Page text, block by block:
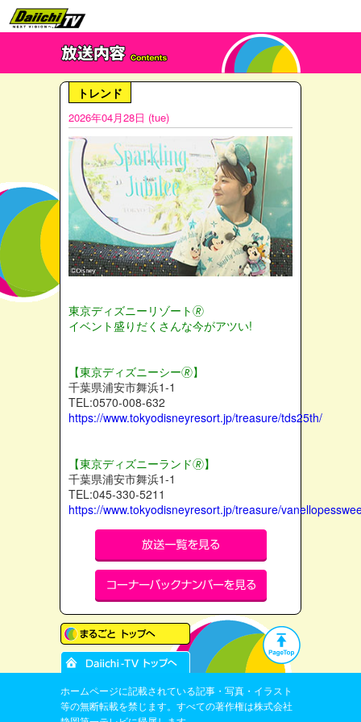
トレンド
2026年04月28日 (tue)
東京ディズニーリゾート🄬
イベント盛りだくさんな今がアツい!
【東京ディズニーシー🄬】
千葉県浦安市舞浜1-1
TEL:0570-008-632
https://www.tokyodisneyresort.jp/treasure/tds25th/
【東京ディズニーランド🄬】
千葉県浦安市舞浜1-1
TEL:045-330-5211
https://www.tokyodisneyresort.jp/treasure/
ホームページに記載されている記事・写真・イラスト
等の無断転載を禁じます。すべての著作権は株式会社